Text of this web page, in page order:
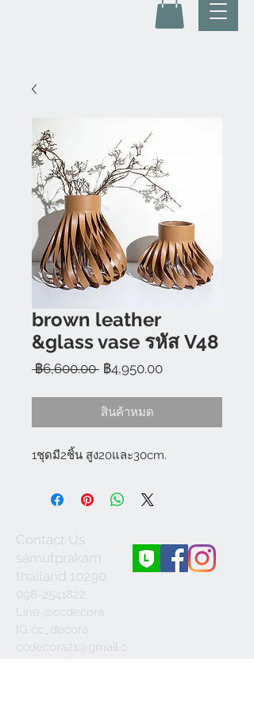
brown leather
&glass vase รหัส V48
฿6,600.00 ราคา
฿4,950.00ราคา
สินค้าหมด
1ชุดมี2ชิ้น สูง20และ30cm.
Contact Us
samutprakarn
thailand 10290
098-2541822
Line @ccdecora
IG cc_decora
ccdecora21@gmail.c